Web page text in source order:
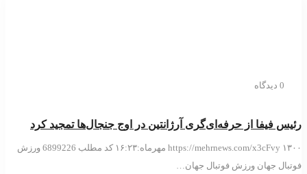
فیفا از حرفه‌ای‌گری آرژانتین در اوج جنجال‌ها تمجید کرد
https://mehrnews.com/x3cFvy ۱۳۰۰ مهرماه:۱۶:۲۳ کد مطلب 6899226 ورزش
جهان ورزش فوتبال جهان…